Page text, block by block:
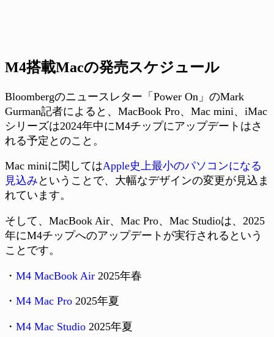
M4搭載Macの発売スケジュール
Bloombergのニュースレター「Power On」のMark
Gurman記者によると、MacBook Pro、Mac mini、iMac
シリーズは2024年中にM4チップにアップデートはさ
れる予定とのこと。
Mac miniに関してはApple史上最小のパソコンになる
見込み ということで、大幅なデザインの変更が見込ま
れています。
そして、MacBook Air、Mac Pro、Mac Studioは、2025
年にM4チップへのアップデートが実行されるという
ことです。
・ M4 MacBook Air 2025年春
・ M4 Mac Pro 2025年夏
・ M4 Mac Studio 2025年夏